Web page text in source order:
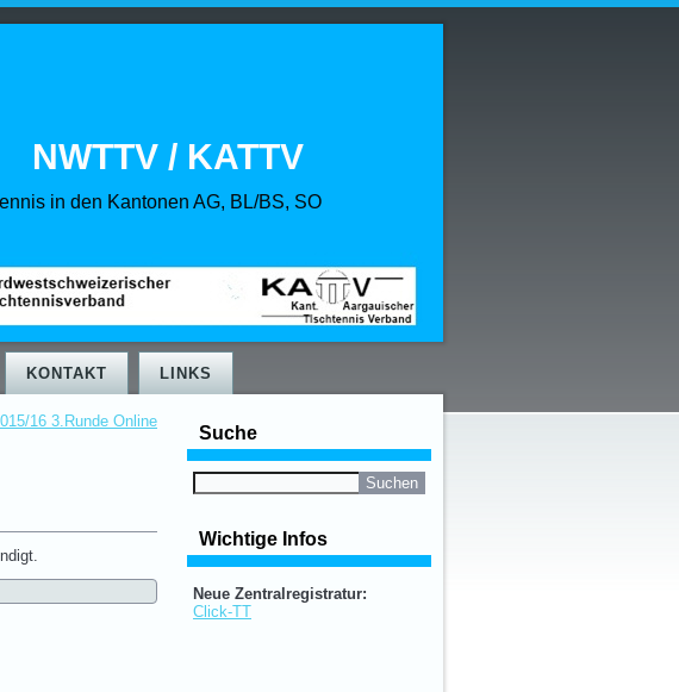
NWTTV / KATTV
in den Kantonen AG, BL/BS, SO
KONTAKT LINKS
16 3.Runde Online
Suche
Wichtige Infos
Neue Zentralregistratur:
Click-TT